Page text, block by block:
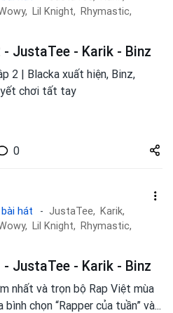
Lil Knight, Rhymastic,
- JustaTee - Karik - Binz
2 | Blacka xuất hiện, Binz,
chơi tất tay
0
Share
zuto.vn
hát JustaTee, Karik,
Lil Knight, Rhymastic,
- JustaTee - Karik - Binz
nhất và trọn bộ Rap Việt mùa
chọn “Rapper của tuần” và...